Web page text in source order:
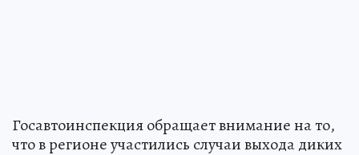
Госавтоинспекция обращает внимание на то,
что в регионе участились случаи выхода диких